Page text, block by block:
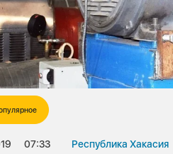
07:33 Республика Хакасия